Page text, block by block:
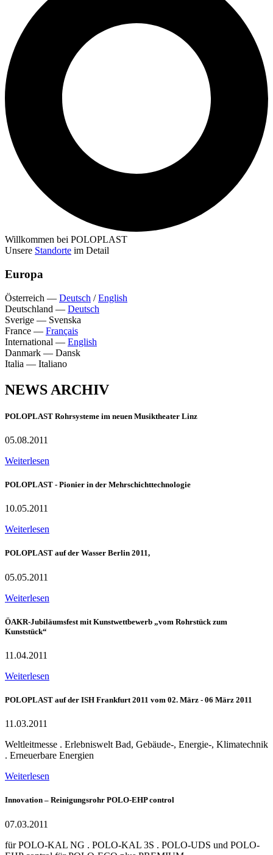
Willkommen bei POLOPLAST
Unsere Standorte im Detail
Europa
Österreich — Deutsch /English
Deutschland — Deutsch
Sverige — Svenska
France — Français
International — English
Danmark — Dansk
Italia — Italiano
NEWS ARCHIV
POLOPLAST Rohrsysteme im neuen Musiktheater Linz
05.08.2011
Weiterlesen
POLOPLAST - Pionier in der Mehrschichttechnologie
10.05.2011
Weiterlesen
POLOPLAST auf der Wasser Berlin 2011,
05.05.2011
Weiterlesen
ÖAKR-Jubiläumsfest mit Kunstwettbewerb „vom Rohrstück zum
Kunststück“
11.04.2011
Weiterlesen
POLOPLAST auf der ISH Frankfurt 2011 vom 02. März - 06 März 2011
11.03.2011
Weltleitmesse . Erlebniswelt Bad, Gebäude-, Energie-, Klimatechnik
. Erneuerbare Energien
Weiterlesen
Innovation – Reinigungsrohr POLO-EHP control
07.03.2011
für POLO-KAL NG . POLO-KAL 3S . POLO-UDS und POLO-